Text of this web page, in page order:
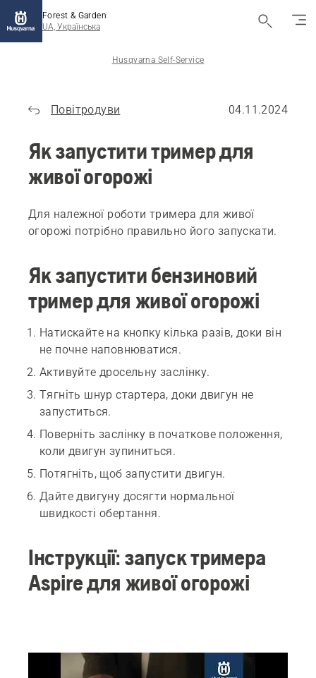
Forest & Garden
UA, Українська
Husqvarna Self-Service
Повітродуви 04.11.2024
Як запустити тример для
живої огорожі
Для належної роботи тримера для живої
огорожі потрібно правильно його запускати.
Як запустити бензиновий
тример для живої огорожі
Натискайте на кнопку кілька разів, доки він
не почне наповнюватися.
Активуйте дросельну заслінку.
Тягніть шнур стартера, доки двигун не
запуститься.
Поверніть заслінку в початкове положення,
коли двигун зупиниться.
Потягніть, щоб запустити двигун.
Дайте двигуну досягти нормальної
швидкості обертання.
Інструкції: запуск тримера
Aspire для живої огорожі